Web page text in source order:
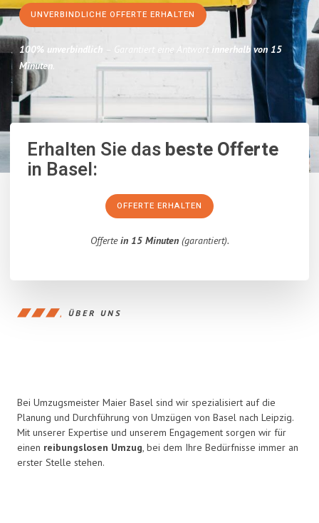
UNVERBINDLICHE OFFERTE ERHALTEN
100% unverbindlich – Garantiert eine Antwort innerhalb von 15
Minuten.
Erhalten Sie dasbeste Offerte
in Basel:
OFFERTE ERHALTEN
Offertein 15 Minuten(garantiert).
ÜBER UNS
Bei Umzugsmeister Maier Basel sind wir spezialisiert auf die
Planung und Durchführung von Umzügen von Basel nach Leipzig.
Mit unserer Expertise und unserem Engagement sorgen wir für
einen reibungslosen Umzug, bei dem Ihre Bedürfnisse immer an
erster Stelle stehen.